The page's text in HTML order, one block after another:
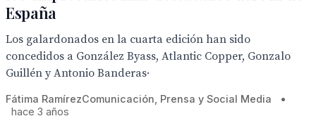
España
Los galardonados en la cuarta edición han sido
concedidos a González Byass, Atlantic Copper, Gonzalo
Guillén y Antonio Banderas·
Fátima RamírezComunicación, Prensa y Social Media
•
hace 3 años